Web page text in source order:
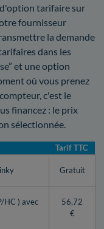
tarifaire sur
fournisseur
la demande
dans les
et une option
où vous prenez
c'est le
financez : le prix
sélectionnée.
Tarif TTC
Gratuit
HC ) avec
56,72
€